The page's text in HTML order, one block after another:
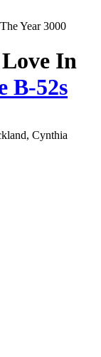
Year 3000
Love In
B-52s
Cynthia